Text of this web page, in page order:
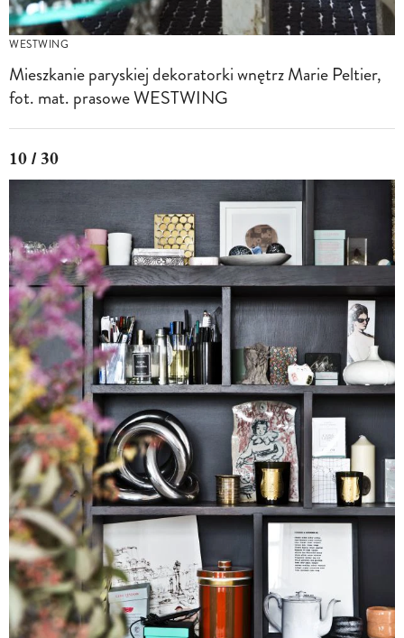
WESTWING
Mieszkanie paryskiej dekoratorki wnętrz Marie Peltier,
fot. mat. prasowe WESTWING
10 / 30